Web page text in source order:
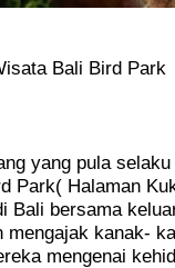
Bali Bird Park
yang pula
Park( Halaman
Bali bersama
mengajak kanak-
mengenai